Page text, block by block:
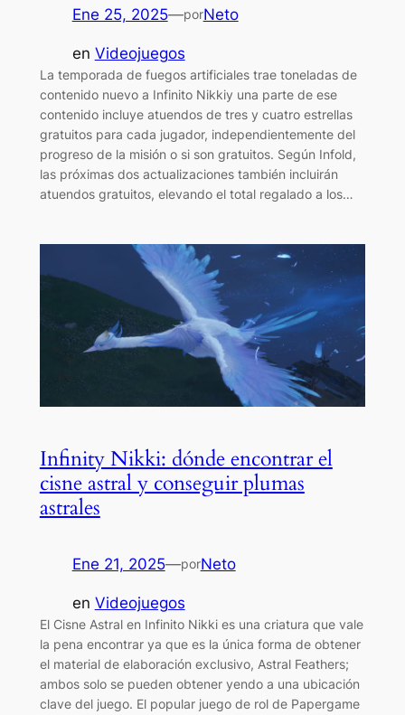
Ene 25, 2025—porNeto
en Videojuegos
La temporada de fuegos artificiales trae toneladas de
contenido nuevo a Infinito Nikkiy una parte de ese
contenido incluye atuendos de tres y cuatro estrellas
gratuitos para cada jugador, independientemente del
progreso de la misión o si son gratuitos. Según Infold,
las próximas dos actualizaciones también incluirán
atuendos gratuitos, elevando el total regalado a los…
Infinity Nikki: dónde encontrar el
cisne astral y conseguir plumas
astrales
Ene 21, 2025—porNeto
en Videojuegos
El Cisne Astral en Infinito Nikki es una criatura que vale
la pena encontrar ya que es la única forma de obtener
el material de elaboración exclusivo, Astral Feathers;
ambos solo se pueden obtener yendo a una ubicación
clave del juego. El popular juego de rol de Papergame